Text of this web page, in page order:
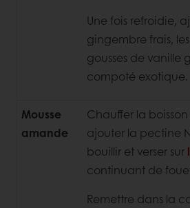
Une fois refroidie,
gingembre frais, les
gousses de vanille
compoté exotique.
Mousse
amande
Chauffer la
ajouter la pectine
bouillir et verser sur
continuant de
Remettre dans la